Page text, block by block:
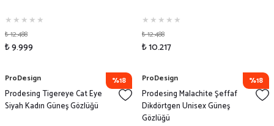
₺ 12.488
₺ 9.999
₺ 12.488
₺ 10.217
%18
ProDesign
Prodesing Tigereye Cat Eye
Siyah Kadın Güneş Gözlüğü
%18
ProDesign
Prodesing Malachite Şeffaf
Dikdörtgen Unisex Güneş
Gözlüğü